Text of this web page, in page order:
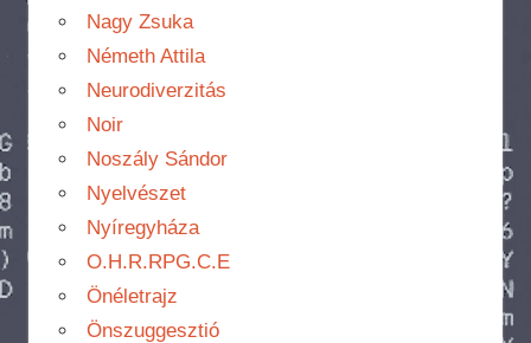
Nagy Zsuka
Németh Attila
Neurodiverzitás
Noir
Noszály Sándor
Nyelvészet
Nyíregyháza
O.H.R.RPG.C.E
Önéletrajz
Önszuggesztió